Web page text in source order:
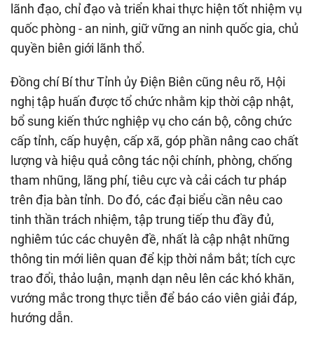
lãnh đạo, chỉ đạo và triển khai thực hiện tốt nhiệm vụ
quốc phòng - an ninh, giữ vững an ninh quốc gia, chủ
quyền biên giới lãnh thổ.
Đồng chí Bí thư Tỉnh ủy Điện Biên cũng nêu rõ, Hội
nghị tập huấn được tổ chức nhằm kịp thời cập nhật,
bổ sung kiến thức nghiệp vụ cho cán bộ, công chức
cấp tỉnh, cấp huyện, cấp xã, góp phần nâng cao chất
lượng và hiệu quả công tác nội chính, phòng, chống
tham nhũng, lãng phí, tiêu cực và cải cách tư pháp
trên địa bàn tỉnh. Do đó, các đại biểu cần nêu cao
tinh thần trách nhiệm, tập trung tiếp thu đầy đủ,
nghiêm túc các chuyên đề, nhất là cập nhật những
thông tin mới liên quan để kịp thời nắm bắt; tích cực
trao đổi, thảo luận, mạnh dạn nêu lên các khó khăn,
vướng mắc trong thực tiễn để báo cáo viên giải đáp,
hướng dẫn.